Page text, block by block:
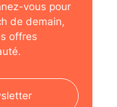
vous pour
de demain,
offres